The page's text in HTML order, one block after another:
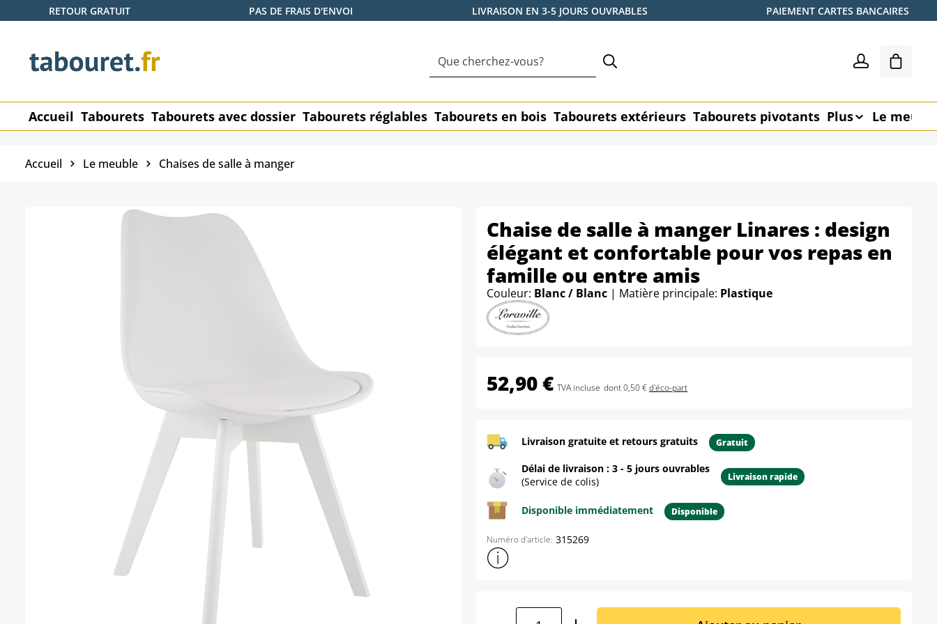
au contenu principal
Passer à la recherche
Passer à la navigation principale
RETOUR GRATUIT PAS DE FRAIS D'ENVOI LIVRAISON EN 3-5 JOURS OUVRABLES PAIEMENT CARTES BANCAIRES
Le
Accueil Tabourets Tabourets avec dossier Tabourets réglables Tabourets en bois Tabourets extérieurs Tabourets pivotants Plus Le
Accueil Le meuble Chaises de salle à manger
Chaise de salle à manger Linares : design
élégant et confortable pour vos repas en
famille ou entre amis
Couleur: Blanc / Blanc | Matière principale: Plastique
52,90 € TVA incluse dont 0,50 €d'éco-part
Livraison gratuite et retours gratuits Gratuit
Délai de livraison : 3 - 5 jours ouvrables
(Service de colis)
Livraison rapide
Disponible immédiatement Disponible
Numéro d'article: 315269
Afficher plus d'informations sur le produit
Quantité de produit : Entrez la quantité souhaitée ou